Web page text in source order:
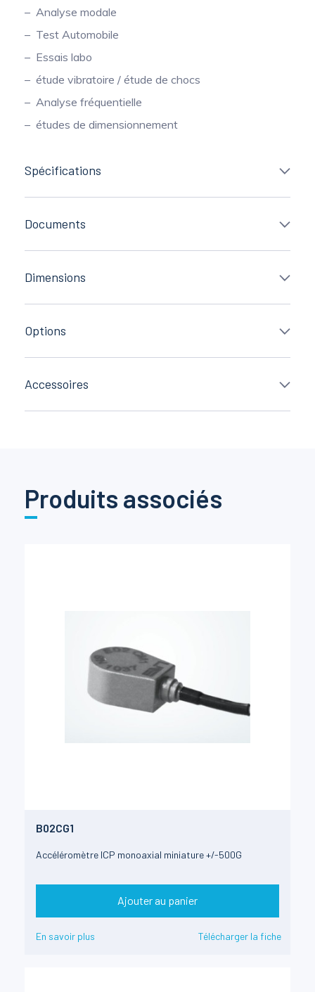
Analyse modale
Test Automobile
Essais labo
étude vibratoire / étude de chocs
Analyse fréquentielle
études de dimensionnement
Spécifications
Documents
Dimensions
Options
Accessoires
Produits associés
B02CG1
Accéléromètre ICP monoaxial miniature +/-500G
Ajouter au panier
En savoir plus Télécharger la fiche